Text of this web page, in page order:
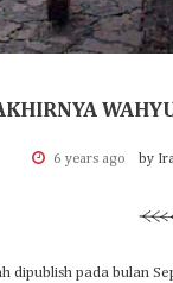
6 years ago by
dipublish pada bulan